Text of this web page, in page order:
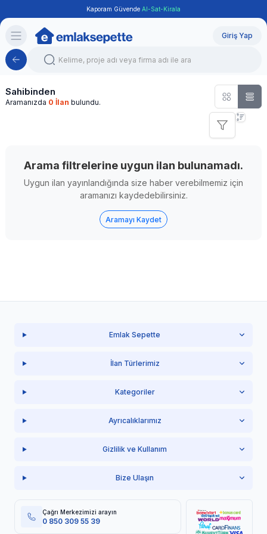
Kaporam Güvende Al-Sat-Kirala
Giriş Yap
Sahibinden
Aramanızda 0 İlan bulundu.
Sıralama
Arama filtrelerine uygun ilan bulunamadı.
Uygun ilan yayınlandığında size haber verebilmemiz için
aramanızı kaydedebilirsiniz.
Aramayı Kaydet
Emlak Sepette
İlan Türlerimiz
Kategoriler
Ayrıcalıklarımız
Gizlilik ve Kullanım
Bize Ulaşın
Çağrı Merkezimizi arayın
0 850 309 55 39